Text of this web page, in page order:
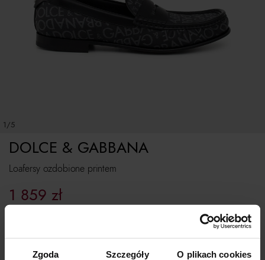
Zgoda Szczegóły O plikach cookies
1/5
Loafersy ozdobione printem
DOLCE & GABBANA
1 859 zł